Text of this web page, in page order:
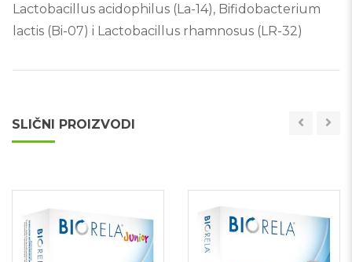
Lactobacillus acidophilus (La-14), Bifidobacterium
lactis (Bi-07) i Lactobacillus rhamnosus (LR-32)
SLIČNI PROIZVODI